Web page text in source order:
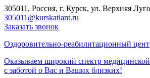
305011, Россия, г. Курск, ул. Верхняя
305011@kurskatlant.ru
Заказать звонок
Оздоровительно-реабилитационный
Оказываем широкий спектр
с заботой о Вас и Ваших близких!